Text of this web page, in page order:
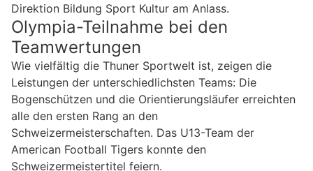
Direktion Bildung Sport Kultur am Anlass.
Olympia-Teilnahme bei den
Teamwertungen
Wie vielfältig die Thuner Sportwelt ist, zeigen die
Leistungen der unterschiedlichsten Teams: Die
Bogenschützen und die Orientierungsläufer erreichten
alle den ersten Rang an den
Schweizermeisterschaften. Das U13-Team der
American Football Tigers konnte den
Schweizermeistertitel feiern.